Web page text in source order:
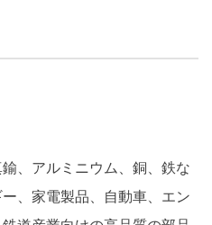
、アルミニウム、銅、鉄な
、家電製品、自動車、エン